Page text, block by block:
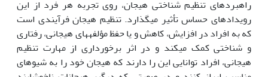
راهبردهای تنظیم شناختی هیجان، روی تجربه هر فرد از این
رویدادهای حساس تأثیر می­گذارد. تنظیم هیجان فرآیندی است
که به افراد در افزایش، کاهش و یا حفظ مؤلفه­های هیجانی، رفتاری
و شناختی کمک می­کند و در اثر برخورداری از مهارت تنظیم
هیجانی، افراد توانایی این را دارند که هیجان خود را به شیوهای